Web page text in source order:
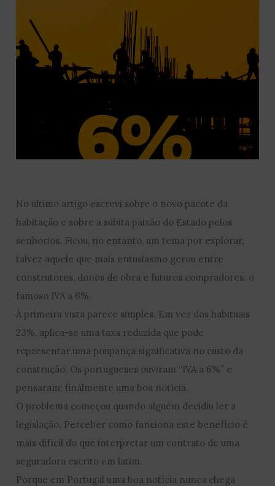
No último artigo escrevi sobre o novo pacote da
habitação e sobre a súbita paixão do Estado pelos
senhorios. Ficou, no entanto, um tema por explorar,
talvez aquele que mais entusiasmo gerou entre
construtores, donos de obra e futuros compradores: o
famoso IVA a 6%.
À primeira vista parece simples. Em vez dos habituais
23%, aplica-se uma taxa reduzida que pode
representar uma poupança significativa no custo da
construção. Os portugueses ouviram “IVA a 6%” e
pensaram: finalmente uma boa notícia.
O problema começou quando alguém decidiu ler a
legislação. Perceber como funciona este benefício é
mais difícil do que interpretar um contrato de uma
seguradora escrito em latim.
Porque em Portugal uma boa notícia nunca chega